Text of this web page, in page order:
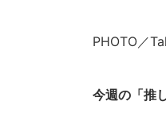
PHOTO／
今週の「推